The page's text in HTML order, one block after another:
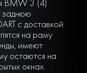
BMW 3 (4)
заднюю
с доставкой
на раму
имеют
остаются на
окнах.